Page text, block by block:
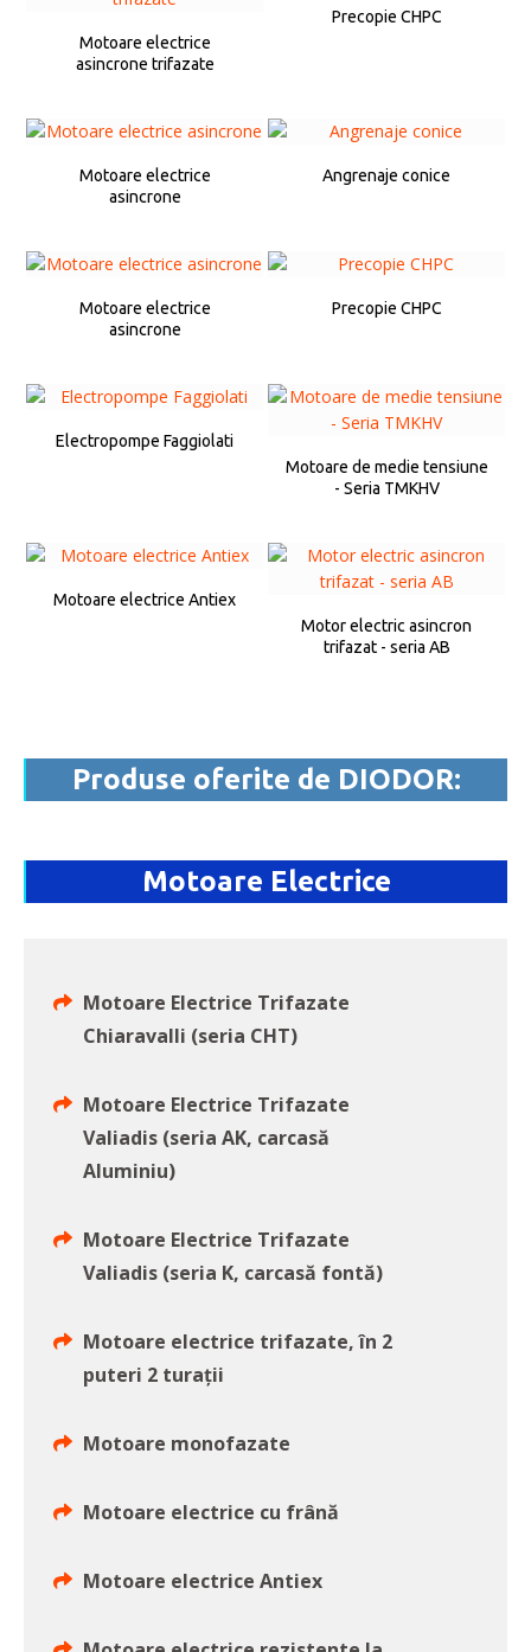
Motoare electrice
asincrone trifazate
Precopie CHPC
Motoare electrice
asincrone
Angrenaje conice
Motoare electrice
asincrone
Precopie CHPC
Electropompe Faggiolati
Motoare de medie tensiune
- Seria TMKHV
Motoare electrice Antiex
Motor electric asincron
trifazat - seria AB
Produse oferite de DIODOR:
Motoare Electrice
Motoare Electrice Trifazate
Chiaravalli (seria CHT)
Motoare Electrice Trifazate
Valiadis (seria AK, carcasă
Aluminiu)
Motoare Electrice Trifazate
Valiadis (seria K, carcasă fontă)
Motoare electrice trifazate, în 2
puteri 2 turații
Motoare monofazate
Motoare electrice cu frână
Motoare electrice Antiex